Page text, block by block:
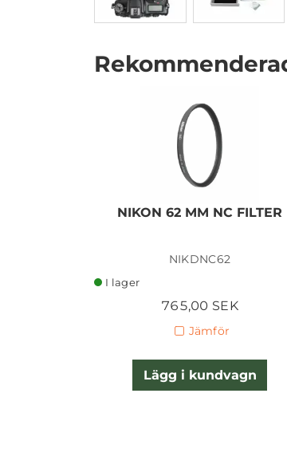
NIKON 62 MM NC FILTER
NIKDNC62
I lager
765,00 SEK
Jämför
Lägg i kundvagn